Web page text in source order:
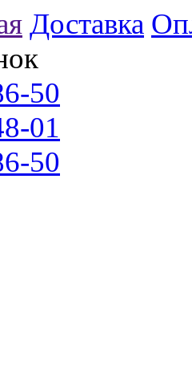
Доставка
50
01
50